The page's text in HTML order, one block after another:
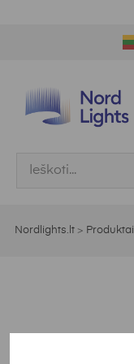
Nordlights.lt > Produktai